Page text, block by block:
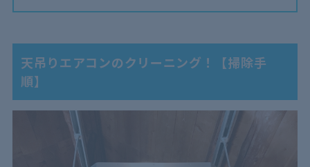
3.2強くこすらない
4
4.1運転効率が下がる
エアコンから出る風のニオイが気になる
アレルギー症状が出る場合がある
天吊りエアコンのクリーニング！【掃除手
順】